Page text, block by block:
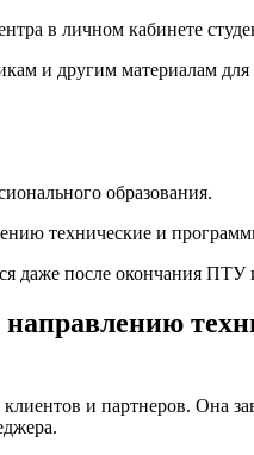
в личном кабинете
и другим материалам
образования.
технические и
даже после окончания
и партнеров. Она